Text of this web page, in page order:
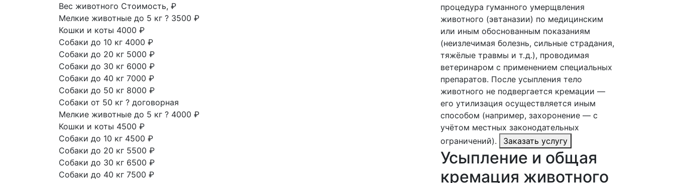
Вес животного Стоимость, ₽
Мелкие животные до 5 кг ? 3500 ₽
Кошки и коты 4000 ₽
Собаки до 10 кг 4000 ₽
Собаки до 20 кг 5000 ₽
Собаки до 30 кг 6000 ₽
Собаки до 40 кг 7000 ₽
Собаки до 50 кг 8000 ₽
Собаки от 50 кг ? договорная
Мелкие животные до 5 кг ? 4000 ₽
Кошки и коты 4500 ₽
Собаки до 10 кг 4500 ₽
Собаки до 20 кг 5500 ₽
Собаки до 30 кг 6500 ₽
Собаки до 40 кг 7500 ₽
процедура гуманного умерщвления
животного (эвтаназии) по медицинским
или иным обоснованным показаниям
(неизлечимая болезнь, сильные страдания,
тяжёлые травмы и т. д.), проводимая
ветеринаром с применением специальных
препаратов. После усыпления тело
животного не подвергается кремации —
его утилизация осуществляется иным
способом (например, захоронение — с
учётом местных законодательных
ограничений).
Заказать услугу
Усыпление и общая
кремация животного